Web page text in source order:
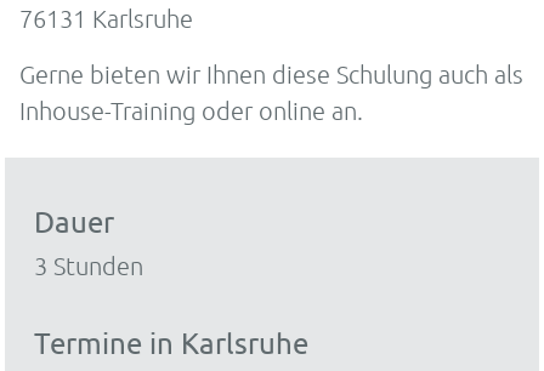
76131 Karlsruhe
Gerne bieten wir Ihnen diese Schulung auch als
Inhouse-Training oder online an.
Dauer
3 Stunden
Termine in Karlsruhe